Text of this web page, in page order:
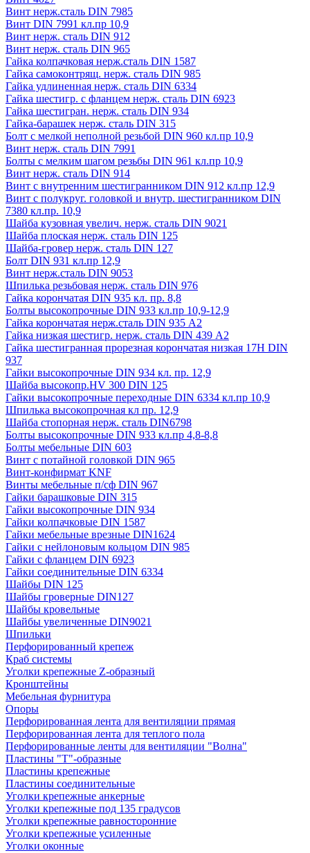
Винт нерж.сталь DIN 7985
Винт DIN 7991 кл.пр 10,9
Винт нерж. сталь DIN 912
Винт нерж. сталь DIN 965
Гайка колпачковая нерж.сталь DIN 1587
Гайка самоконтрящ. нерж. сталь DIN 985
Гайка удлиненная нерж. сталь DIN 6334
Гайка шестигр. с фланцем нерж. сталь DIN 6923
Гайка шестигран. нерж. сталь DIN 934
Гайка-барашек нерж. сталь DIN 315
Болт с мелкой неполной резьбой DIN 960 кл.пр 10,9
Винт нерж. сталь DIN 7991
Болты с мелким шагом резьбы DIN 961 кл.пр 10,9
Винт нерж. сталь DIN 914
Винт с внутренним шестигранником DIN 912 кл.пр 12,9
Винт с полукруг. головкой и внутр. шестигранником DIN
7380 кл.пр. 10,9
Шайба кузовная увелич. нерж. сталь DIN 9021
Шайба плоская нерж. сталь DIN 125
Шайба-гровер нерж. сталь DIN 127
Болт DIN 931 кл.пр 12,9
Винт нерж.сталь DIN 9053
Шпилька резьбовая нерж. сталь DIN 976
Гайка корончатая DIN 935 кл. пр. 8,8
Болты высокопрочные DIN 933 кл.пр 10,9-12,9
Гайка корончатая нерж.сталь DIN 935 А2
Гайка низкая шестигр. нерж. сталь DIN 439 А2
Гайка шестигранная прорезная корончатая низкая 17H DIN
937
Гайки высокопрочные DIN 934 кл. пр. 12,9
Шайба высокопр.HV 300 DIN 125
Гайки высокопрочные переходные DIN 6334 кл.пр 10,9
Шпилька высокопрочная кл пр. 12,9
Шайба стопорная нерж. сталь DIN6798
Болты высокопрочные DIN 933 кл.пр 4,8-8,8
Болты мебельные DIN 603
Винт с потайной головкой DIN 965
Винт-конфирмат KNF
Винты мебельные п/сф DIN 967
Гайки барашковые DIN 315
Гайки высокопрочные DIN 934
Гайки колпачковые DIN 1587
Гайки мебельные врезные DIN1624
Гайки с нейлоновым кольцом DIN 985
Гайки с фланцем DIN 6923
Гайки соединительные DIN 6334
Шайбы DIN 125
Шайбы гроверные DIN127
Шайбы кровельные
Шайбы увеличенные DIN9021
Шпильки
Перфорированный крепеж
Краб системы
Уголки крепежные Z-образный
Кронштейны
Мебельная фурнитура
Опоры
Перфорированная лента для вентиляции прямая
Перфорированная лента для теплого пола
Перфорированные ленты для вентиляции "Волна"
Пластины "Т"-образные
Пластины крепежные
Пластины соединительные
Уголки крепежные анкерные
Уголки крепежные под 135 градусов
Уголки крепежные равносторонние
Уголки крепежные усиленные
Уголки оконные